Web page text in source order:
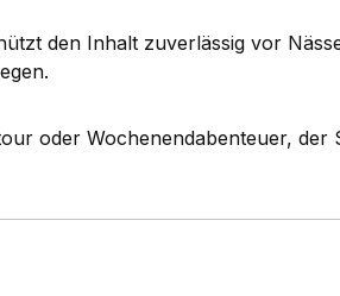
den Inhalt zuverlässig vor
oder Wochenendabenteuer,